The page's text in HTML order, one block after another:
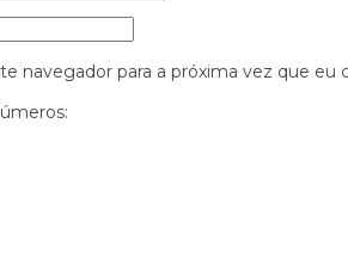
navegador para a próxima vez que eu